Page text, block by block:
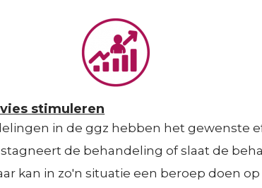
stimuleren
in de ggz hebben het gewenste
de behandeling of slaat de
kan in zo'n situatie een beroep doen